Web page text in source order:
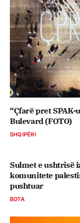
“Çfarë pret SPAK-
Bulevard (FOTO)
SHQIPËRI
Sulmet e ushtrisë
komunitete
pushtuar
BOTA